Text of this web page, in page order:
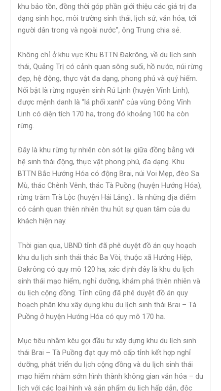
khu bảo tồn, đồng thời góp phần giới thiệu các giá trị đa
dạng sinh học, môi trường sinh thái, lịch sử, văn hóa, tới
người dân trong và ngoài nước”, ông Trung chia sẻ.
Không chỉ ở khu vực Khu BTTN Đakrông, về du lịch sinh
thái, Quảng Trị có cảnh quan sông suối, hồ nước, núi rừng
đẹp, hệ động, thực vật đa dạng, phong phú và quý hiếm.
Nổi bật là rừng nguyên sinh Rú Lịnh (huyện Vĩnh Linh),
được mệnh danh là “lá phổi xanh” của vùng Đông Vĩnh
Linh có diện tích 170 ha, trong đó khoảng 100 ha còn
rừng.
Đây là khu rừng tự nhiên còn sót lại giữa đồng bằng với
hệ sinh thái động, thực vật phong phú, đa dạng. Khu
BTTN Bắc Hướng Hóa có động Brai, núi Voi Mẹp, đèo Sa
Mù, thác Chênh Vênh, thác Tà Puồng (huyện Hướng Hóa),
rừng trằm Trà Lộc (huyện Hải Lăng)… là những địa điểm
có cảnh quan thiên nhiên thu hút sự quan tâm của du
khách hiện nay.
Thời gian qua, UBND tỉnh đã phê duyệt đồ án quy hoạch
khu du lịch sinh thái thác Ba Vòi, thuộc xã Hướng Hiệp,
Đakrông có quy mô 120 ha, xác định đây là khu du lịch
sinh thái mạo hiểm, nghỉ dưỡng, khám phá thiên nhiên và
du lịch cộng đồng. Tỉnh cũng đã phê duyệt đồ án quy
hoạch phân khu xây dựng khu du lịch sinh thái Brai – Tà
Puồng ở huyện Hướng Hóa có quy mô 170 ha.
Mục tiêu nhằm kêu gọi đầu tư xây dựng khu du lịch sinh
thái Brai – Tà Puồng đạt quy mô cấp tỉnh kết hợp nghỉ
dưỡng, phát triển du lịch cộng đồng và du lịch sinh thái
mạo hiểm nhằm sớm hình thành không gian văn hóa – du
lịch với các loại hình và sản phẩm du lịch hấp dẫn, độc